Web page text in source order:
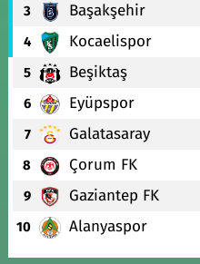
3 Başakşehir
4 Kocaelispor
5 Beşiktaş
6 Eyüpspor
7 Galatasaray
8 Çorum FK
9 Gaziantep FK
10 Alanyaspor